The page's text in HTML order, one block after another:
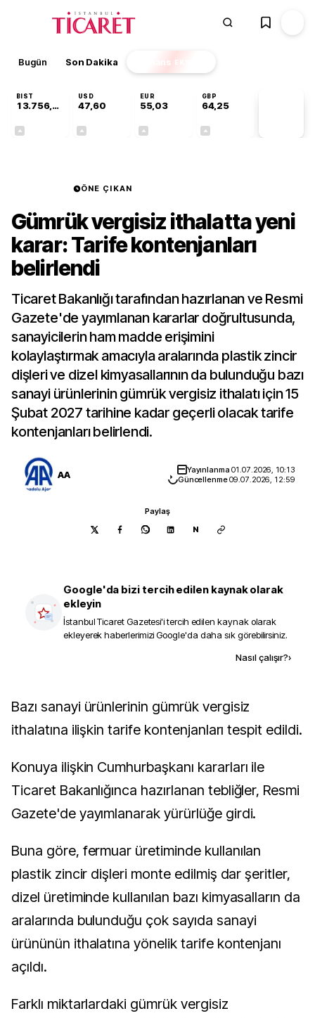
Bugün Son Dakika Finans EKSTRA
BIST
13.756,94
USD
47,60
EUR
55,03
GBP
64,25
ÖNE ÇIKAN
Gümrük vergisiz ithalatta yeni
karar: Tarife kontenjanları
belirlendi
Ticaret Bakanlığı tarafından hazırlanan ve Resmi
Gazete'de yayımlanan kararlar doğrultusunda,
sanayicilerin ham madde erişimini
kolaylaştırmak amacıyla aralarında plastik zincir
dişleri ve dizel kimyasallarının da bulunduğu bazı
sanayi ürünlerinin gümrük vergisiz ithalatı için 15
Şubat 2027 tarihine kadar geçerli olacak tarife
kontenjanları belirlendi.
AA Yayınlanma01.07.2026, 10:13
Güncellenme09.07.2026, 12:59
Paylaş
N
Google'da bizi tercih edilen kaynak olarak
ekleyin
İstanbul Ticaret Gazetesi'i tercih edilen kaynak olarak
ekleyerek haberlerimizi Google'da daha sık görebilirsiniz.
Nasıl çalışır?›
Bazı sanayi ürünlerinin gümrük vergisiz
ithalatına ilişkin tarife kontenjanları tespit edildi.
Konuya ilişkin Cumhurbaşkanı kararları ile
Ticaret Bakanlığınca hazırlanan tebliğler, Resmi
Gazete'de yayımlanarak yürürlüğe girdi.
Buna göre, fermuar üretiminde kullanılan
plastik zincir dişleri monte edilmiş dar şeritler,
dizel üretiminde kullanılan bazı kimyasalların da
aralarında bulunduğu çok sayıda sanayi
ürününün ithalatına yönelik tarife kontenjanı
açıldı.
Farklı miktarlardaki gümrük vergisiz